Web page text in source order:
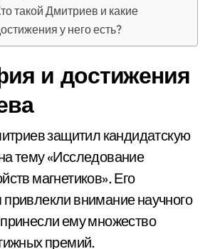
такой Дмитриев и какие
у него есть?
и достижения
защитил кандидатскую
тему «Исследование
магнетиков». Его
внимание научного
ему множество
премий.